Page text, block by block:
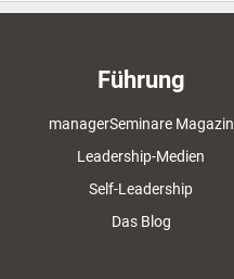
Führung
managerSeminare Magazin
Leadership-Medien
Self-Leadership
Das Blog